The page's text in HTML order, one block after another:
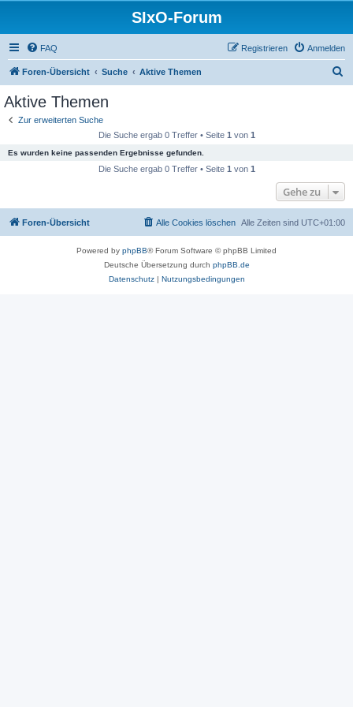
SIxO-Forum
FAQ Anmelden
Registrieren
Foren-Übersicht Suche Aktive Themen
Aktive Themen
Zur erweiterten Suche
Die Suche ergab 0 Treffer • Seite 1 von 1
Es wurden keine passenden Ergebnisse gefunden.
Die Suche ergab 0 Treffer • Seite 1 von 1
Gehe zu
Foren-Übersicht Alle Zeiten sind UTC+01:00
Alle Cookies löschen
Powered by phpBB® Forum Software © phpBB Limited
Deutsche Übersetzung durch phpBB.de
Datenschutz| Nutzungsbedingungen